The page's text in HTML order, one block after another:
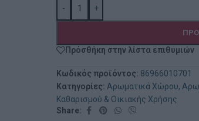
- +
Πρόσθήκη στην λίστα επιθυμιών
Κωδικός προϊόντος: 86966010701
Κατηγορίες: Αρωματικά Χώρου,
Καθαρισμού & Οικιακής Χρήσης
Share: